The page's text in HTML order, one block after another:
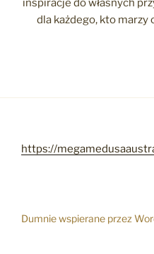
inspiracje do własnych
dla każdego, kto
https://
Dumnie wspierane przez